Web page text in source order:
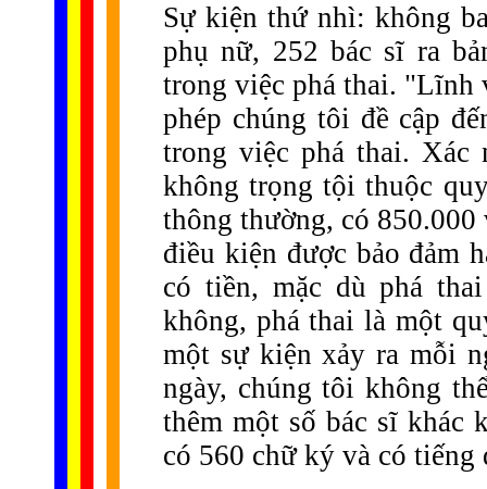
Sự kiện thứ nhì: không
phụ nữ, 252 bác sĩ ra
trong việc phá thai. "Lĩnh
phép chúng tôi đề cập
trong việc phá thai. Xác
không trọng tội thuộc
thông thường, có
điều kiện được bảo đảm
có tiền, mặc dù phá
không, phá thai là một
một sự kiện xảy ra mỗi
ngày, chúng tôi không
thêm một số bác sĩ khác
có 560 chữ ký và có